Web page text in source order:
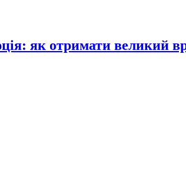
як отримати великий